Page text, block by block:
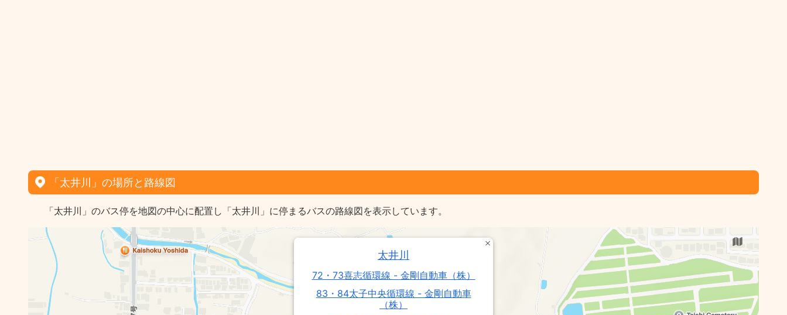
「太井川」の場所と路線図
「太井川」のバス停を地図の中心に配置し「太井川」に停まるバスの路線図を表示しています。
太井川
72・73喜志循環線 - 金剛自動車（株）
83・84太子中央循環線 - 金剛自動車
（株）